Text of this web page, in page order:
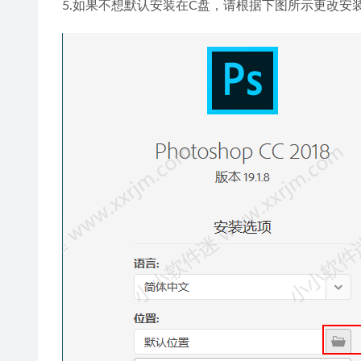
5.如果不想默认安装在C盘，请根据下图所示更改安